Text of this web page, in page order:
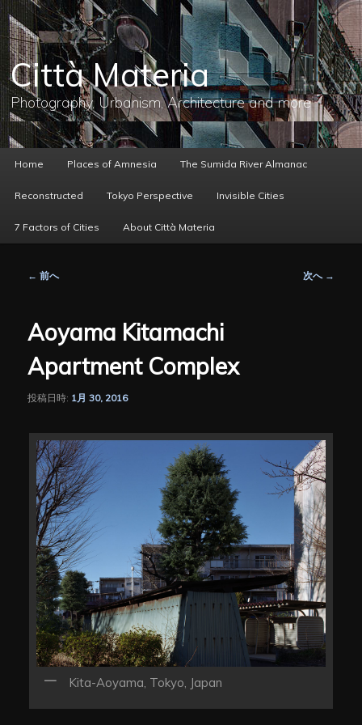
メ
イ
ン
コ
ン
テ
ン
へ
移
動
Città Materia
Photography, Urbanism, Architecture and more
ー
Home Places of Amnesia The Sumida River Almanac
Reconstructed Tokyo Perspective Invisible Cities
7 Factors of Cities About Città Materia
ビ
ゲ
シ
ン
← 前へ 次へ →
Aoyama Kitamachi
Apartment Complex
投稿日時: 1月 30, 2016
Kita-Aoyama, Tokyo, Japan